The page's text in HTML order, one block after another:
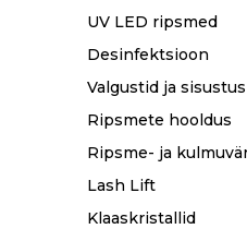
UV LED ripsmed
Desinfektsioon
Valgustid ja sisustus
Ripsmete hooldus
Ripsme- ja
Lash Lift
Klaaskristallid